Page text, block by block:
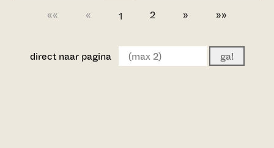
«« « 1 2 » »»
direct naar pagina ga!